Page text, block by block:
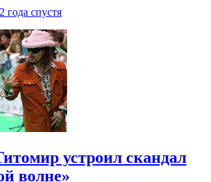
2 года спустя
устроил скандал
волне»